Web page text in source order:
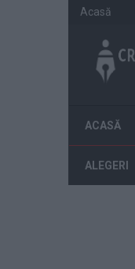
Acasă
ACASĂ
ALEGERI